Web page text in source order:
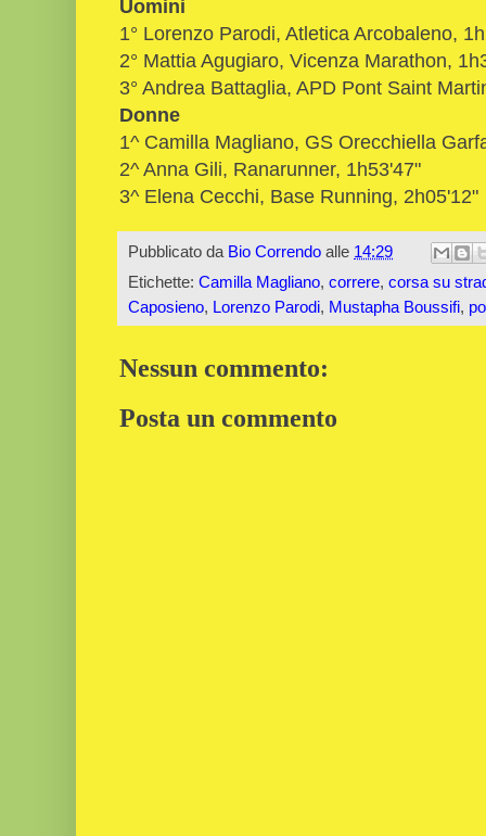
Uomini
1° Lorenzo Parodi, Atletica Arcobaleno,
2° Mattia Agugiaro, Vicenza Marathon,
3° Andrea Battaglia, APD Pont Saint
Donne
1^ Camilla Magliano, GS Orecchiella
2^ Anna Gili, Ranarunner, 1h53'47"
3^ Elena Cecchi, Base Running, 2h05'12"
Pubblicato da Bio Correndo alle 14:29
Etichette: Camilla Magliano, correre, corsa su
Caposieno, Lorenzo Parodi, Mustapha Boussifi,
Nessun commento:
Posta un commento